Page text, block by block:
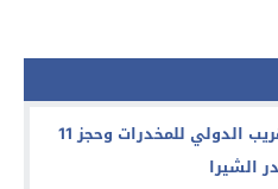
الصويرة: إحباط محاولة للتهريب الدولي للمخدرات وحجز 11